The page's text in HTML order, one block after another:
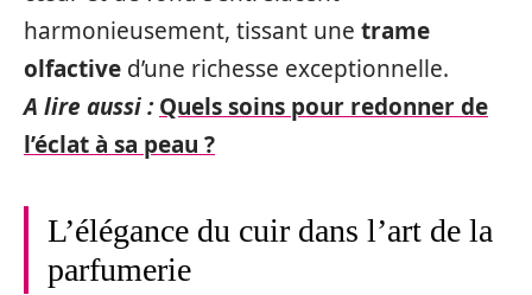
harmonieusement, tissant une trame
olfactive d’une richesse exceptionnelle.
A lire aussi : Quels soins pour redonner de
l’éclat à sa peau ?
L’élégance du cuir dans l’art de la
parfumerie